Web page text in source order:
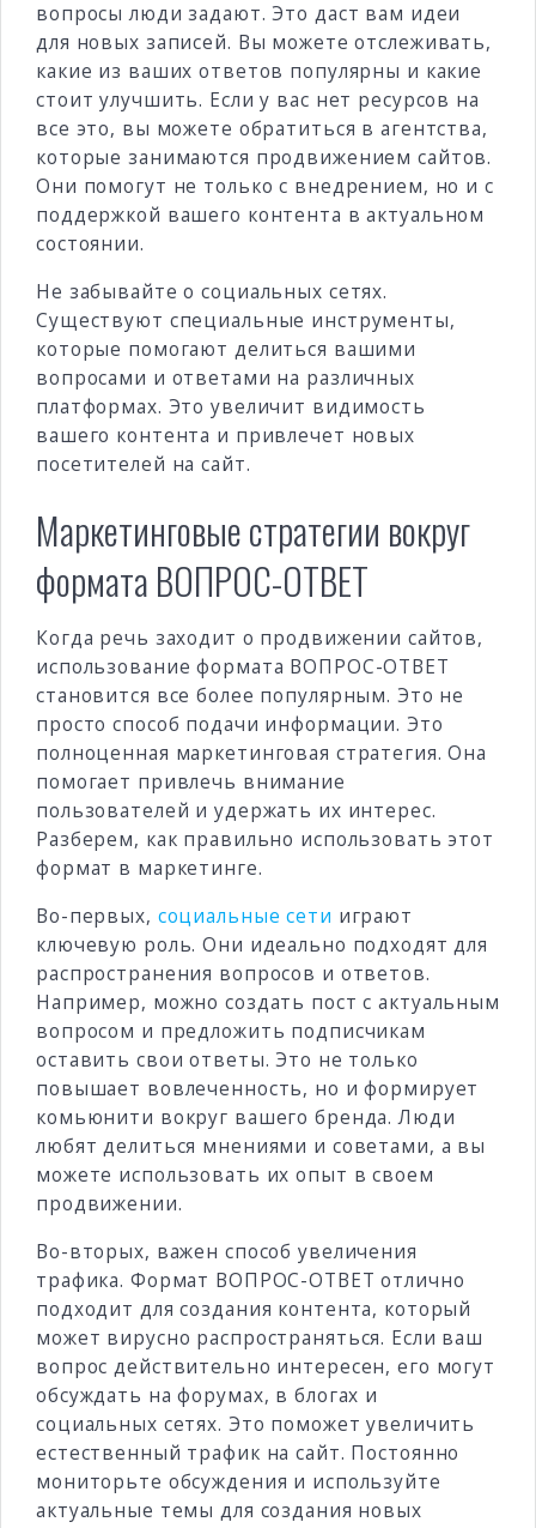
вопросы люди задают. Это даст вам идеи
для новых записей. Вы можете отслеживать,
какие из ваших ответов популярны и какие
стоит улучшить. Если у вас нет ресурсов на
все это, вы можете обратиться в агентства,
которые занимаются продвижением сайтов.
Они помогут не только с внедрением, но и с
поддержкой вашего контента в актуальном
состоянии.
Не забывайте о социальных сетях.
Существуют специальные инструменты,
которые помогают делиться вашими
вопросами и ответами на различных
платформах. Это увеличит видимость
вашего контента и привлечет новых
посетителей на сайт.
Маркетинговые стратегии вокруг
формата ВОПРОС-ОТВЕТ
Когда речь заходит о продвижении сайтов,
использование формата ВОПРОС-ОТВЕТ
становится все более популярным. Это не
просто способ подачи информации. Это
полноценная маркетинговая стратегия. Она
помогает привлечь внимание
пользователей и удержать их интерес.
Разберем, как правильно использовать этот
формат в маркетинге.
Во-первых, социальные сети играют
ключевую роль. Они идеально подходят для
распространения вопросов и ответов.
Например, можно создать пост с актуальным
вопросом и предложить подписчикам
оставить свои ответы. Это не только
повышает вовлеченность, но и формирует
комьюнити вокруг вашего бренда. Люди
любят делиться мнениями и советами, а вы
можете использовать их опыт в своем
продвижении.
Во-вторых, важен способ увеличения
трафика. Формат ВОПРОС-ОТВЕТ отлично
подходит для создания контента, который
может вирусно распространяться. Если ваш
вопрос действительно интересен, его могут
обсуждать на форумах, в блогах и
социальных сетях. Это поможет увеличить
естественный трафик на сайт. Постоянно
мониторьте обсуждения и используйте
актуальные темы для создания новых